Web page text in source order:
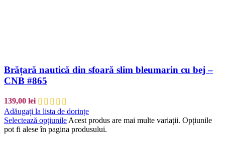
Brățară nautică din sfoară slim bleumarin cu bej –
CNB #865
139,00 lei
Adăugați la lista de dorințe
Selectează opțiunile Acest produs are mai multe variații. Opțiunile
pot fi alese în pagina produsului.